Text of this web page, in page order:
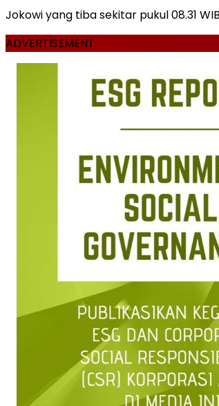
Jokowi yang tiba sekitar pukul 08.31
ADVERTISEMENT